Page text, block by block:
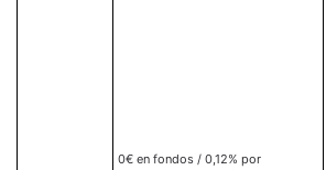
0€ en fondos / 0,12% por